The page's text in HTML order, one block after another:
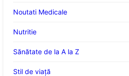
Noutati Medicale
Nutritie
Sănătate de la A la Z
Stil de viaţă